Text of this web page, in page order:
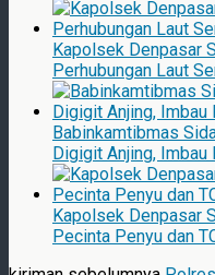
Kapolsek Denpasar
Perhubungan Laut
Babinkamtibmas
Digigit Anjing,
Kapolsek Denpasar
Pecinta Penyu dan